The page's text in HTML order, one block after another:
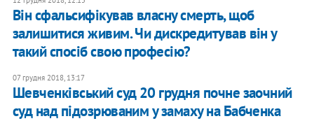
Він сфальсифікував власну смерть, щоб
залишитися живим. Чи дискредитував він у
такий спосіб свою професію?
07 грудня 2018, 13:17
Шевченківський суд 20 грудня почне заочний
суд над підозрюваним у замаху на Бабченка